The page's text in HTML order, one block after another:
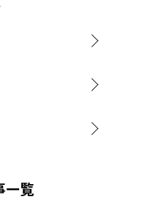
一覧